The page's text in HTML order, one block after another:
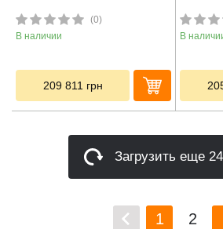
(0)
В наличии
209 811 грн
В
Загрузить еще
1 2